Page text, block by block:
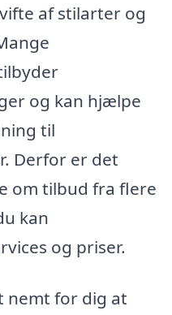
af stilarter og
og kan hjælpe
til
Derfor er det
om tilbud fra flere
kan
og priser.
nemt for dig at